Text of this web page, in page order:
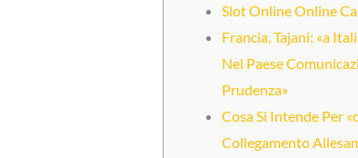
Slot Online Online
Francia, Tajani: «a
Nel Paese
Prudenza»
Cosa Si Intende Per
Collegamento